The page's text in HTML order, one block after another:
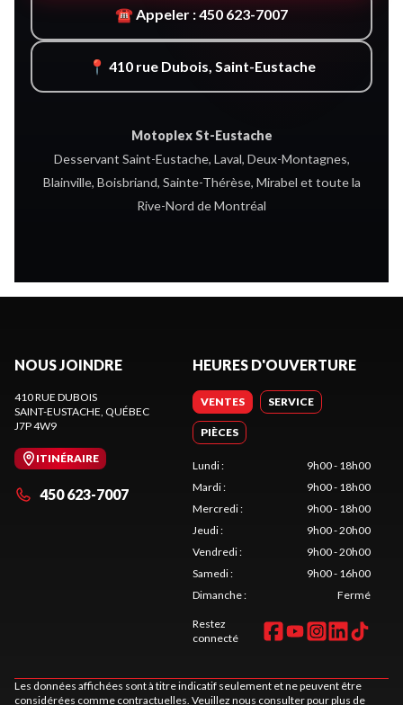
☎ Appeler : 450 623-7007
📍 410 rue Dubois, Saint-Eustache
Motoplex St-Eustache
Desservant Saint-Eustache, Laval, Deux-Montagnes,
Blainville, Boisbriand, Sainte-Thérèse, Mirabel et toute la
Rive-Nord de Montréal
NOUS JOINDRE
410 RUE DUBOIS
SAINT-EUSTACHE, QUÉBEC
J7P 4W9
ITINÉRAIRE
450 623-7007
HEURES D'OUVERTURE
VENTES SERVICE
PIÈCES
Lundi:
9h00 - 18h00
Mardi:
9h00 - 18h00
Mercredi:
9h00 - 18h00
Jeudi:
9h00 - 20h00
Vendredi:
9h00 - 20h00
Samedi:
9h00 - 16h00
Dimanche: Fermé
Restez
connecté
Les données affichées sont à titre indicatif seulement et ne peuvent être
considérées comme contractuelles. Veuillez nous consulter pour plus de